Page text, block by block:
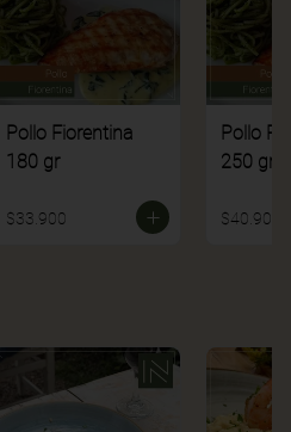
Pollo Fiorentina
180 gr
$33.900
Pollo
250 gr
$40.900